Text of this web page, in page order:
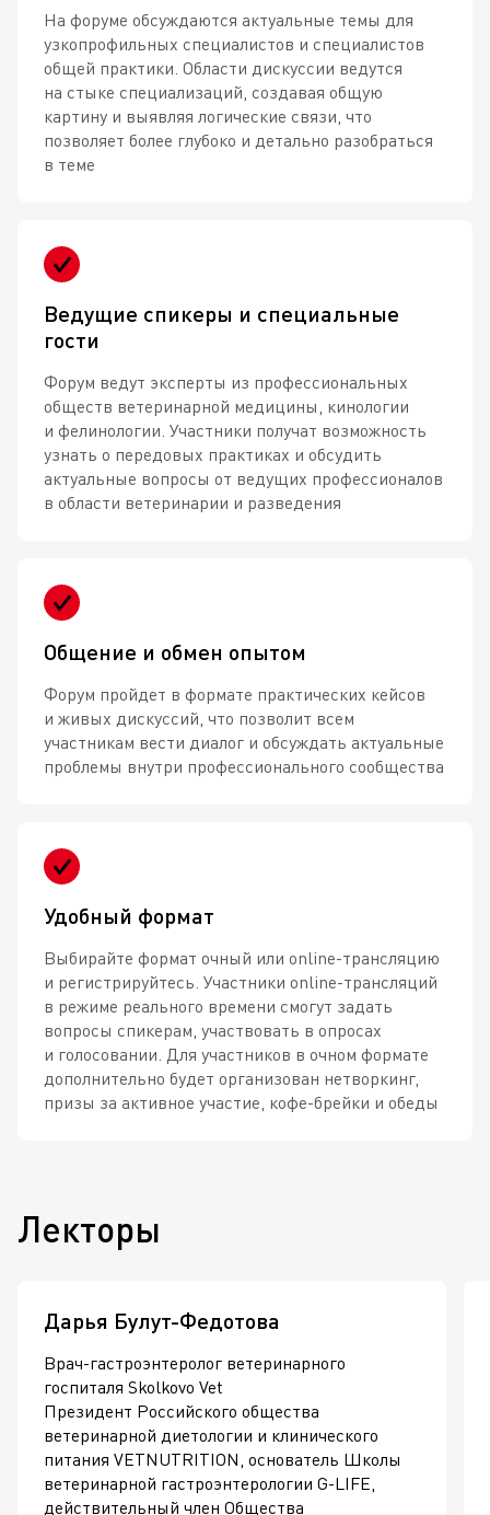
На форуме обсуждаются актуальные темы для
узкопрофильных специалистов и специалистов
общей практики. Области дискуссии ведутся
на стыке специализаций, создавая общую
картину и выявляя логические связи, что
позволяет более глубоко и детально разобраться
в теме
Ведущие спикеры и специальные
гости
Форум ведут эксперты из профессиональных
обществ ветеринарной медицины, кинологии
и фелинологии. Участники получат возможность
узнать о передовых практиках и обсудить
актуальные вопросы от ведущих профессионалов
в области ветеринарии и разведения
Общение и обмен опытом
Форум пройдет в формате практических кейсов
и живых дискуссий, что позволит всем
участникам вести диалог и обсуждать актуальные
проблемы внутри профессионального сообщества
Удобный формат
Выбирайте формат очный или online-трансляцию
и регистрируйтесь. Участники online-трансляций
в режиме реального времени смогут задать
вопросы спикерам, участвовать в опросах
и голосовании. Для участников в очном формате
дополнительно будет организован нетворкинг,
призы за активное участие, кофе-брейки и обеды
Лекторы
Дарья Булут-Федотова
Врач-гастроэнтеролог ветеринарного
госпиталя Skolkovo Vet
Президент Российского общества
ветеринарной диетологии и клинического
питания VETNUTRITION, основатель Школы
ветеринарной гастроэнтерологии G-LIFE,
действительный член Общества